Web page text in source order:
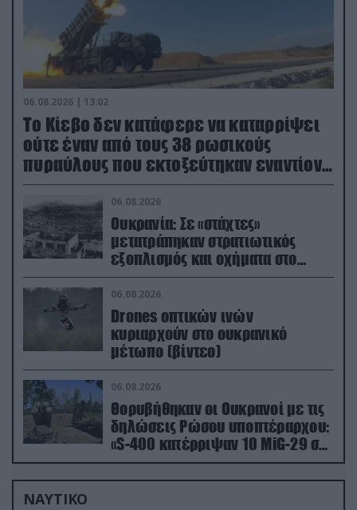
06.08.2026 | 13:02
Το Κίεβο δεν κατάφερε να καταρρίψει
ούτε έναν από τους 38 ρωσικούς
πυραύλους που εκτοξεύτηκαν εναντίον
του
06.08.2026
Ουκρανία: Σε «στάχτες»
μετατράπηκαν στρατιωτικός
εξοπλισμός και οχήματα στο
Κίεβο μετά από ρωσικά
πλήγματα (βίντεο)
06.08.2026
Drones οπτικών ινών
κυριαρχούν στο ουκρανικό
μέτωπο (βίντεο)
06.08.2026
Θορυβήθηκαν οι Ουκρανοί με τις
δηλώσεις Ρώσου υποπτέραρχου:
«S-400 κατέρριψαν 10 MiG-29 σε
μόλις μια μέρα!»
ΝΑΥΤΙΚΟ